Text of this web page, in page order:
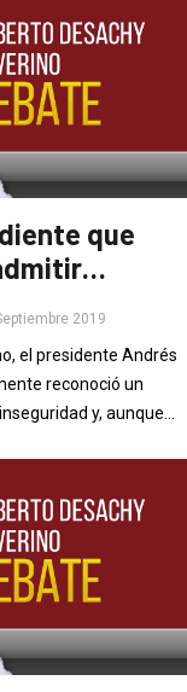
que
2019
el presidente Andrés
reconoció un
y, aunque...